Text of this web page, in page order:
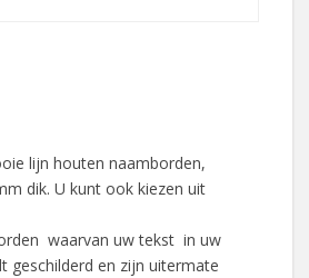
lijn houten naamborden,
dik. U kunt ook kiezen uit
waarvan uw tekst in uw
geschilderd en zijn uitermate